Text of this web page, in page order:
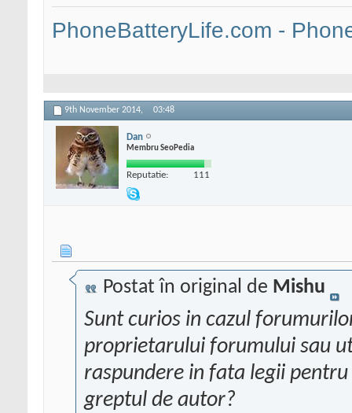
PhoneBatteryLife.com -
9th November 2014, 03:48
Dan
Membru SeoPedia
Reputatie: 111
Postat în original de Mishu
Sunt curios in cazul
proprietarului forumului sau
raspundere in fata legii
greptul de autor?